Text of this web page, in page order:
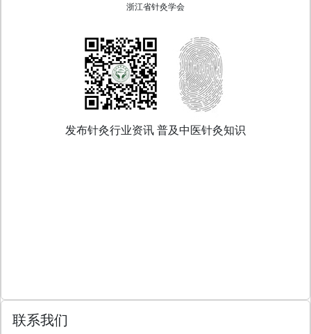
浙江省针灸学会
发布针灸行业资讯 普及中医针灸知识
联系我们